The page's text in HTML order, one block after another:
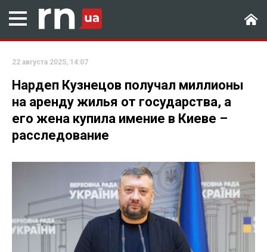
22 августа 2025, 14:07
Нардеп Кузнецов получал миллионы
на аренду жилья от государства, а
его жена купила имение в Киеве –
расследование